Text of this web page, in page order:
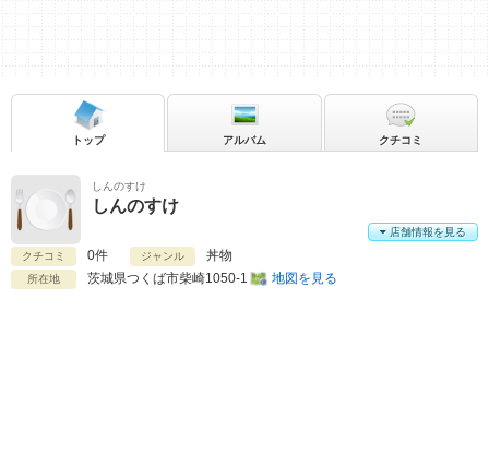
しんのすけ
しんのすけ
クチコミ 0件 ジャンル 丼物
所在地 茨城県つくば市柴崎1050-1 地図を見る
店舗情報を見る
トップ アルバム クチコミ